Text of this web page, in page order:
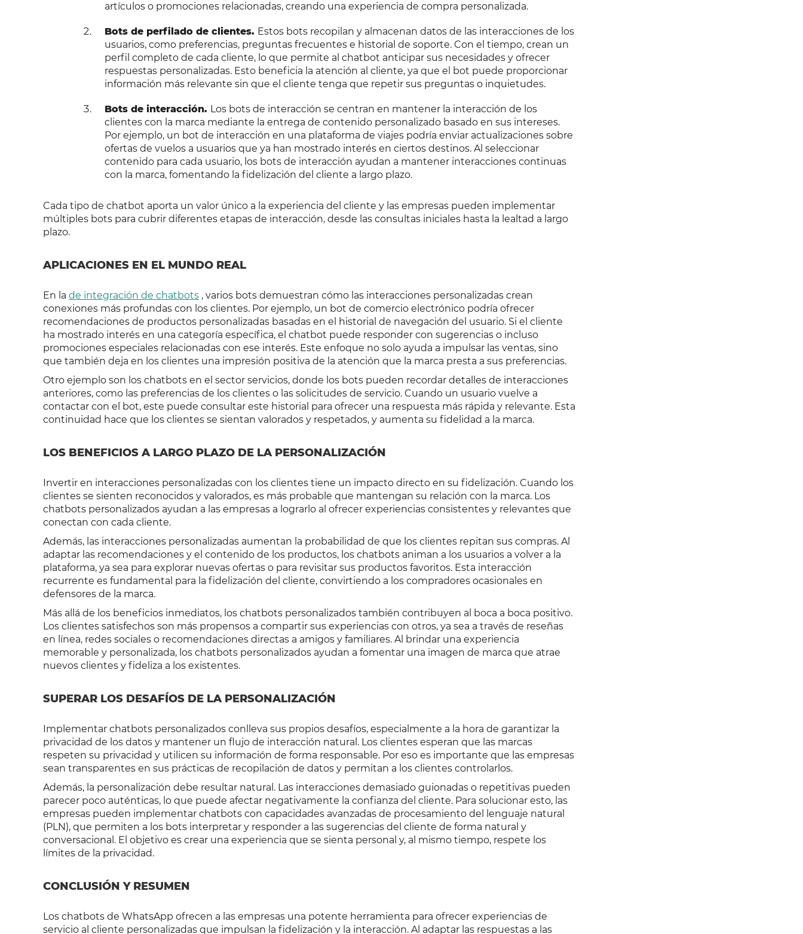
artículos o promociones relacionadas, creando una experiencia de compra personalizada.
Bots de perfilado de clientes. Estos bots recopilan y almacenan datos de las interacciones de los
usuarios, como preferencias, preguntas frecuentes e historial de soporte. Con el tiempo, crean un
perfil completo de cada cliente, lo que permite al chatbot anticipar sus necesidades y ofrecer
respuestas personalizadas. Esto beneficia la atención al cliente, ya que el bot puede proporcionar
información más relevante sin que el cliente tenga que repetir sus preguntas o inquietudes.
Bots de interacción. Los bots de interacción se centran en mantener la interacción de los
clientes con la marca mediante la entrega de contenido personalizado basado en sus intereses.
Por ejemplo, un bot de interacción en una plataforma de viajes podría enviar actualizaciones sobre
ofertas de vuelos a usuarios que ya han mostrado interés en ciertos destinos. Al seleccionar
contenido para cada usuario, los bots de interacción ayudan a mantener interacciones continuas
con la marca, fomentando la fidelización del cliente a largo plazo.
Cada tipo de chatbot aporta un valor único a la experiencia del cliente y las empresas pueden implementar
múltiples bots para cubrir diferentes etapas de interacción, desde las consultas iniciales hasta la lealtad a largo
plazo.
APLICACIONES EN EL MUNDO REAL
En la de integración de chatbots , varios bots demuestran cómo las interacciones personalizadas crean
conexiones más profundas con los clientes. Por ejemplo, un bot de comercio electrónico podría ofrecer
recomendaciones de productos personalizadas basadas en el historial de navegación del usuario. Si el cliente
ha mostrado interés en una categoría específica, el chatbot puede responder con sugerencias o incluso
promociones especiales relacionadas con ese interés. Este enfoque no solo ayuda a impulsar las ventas, sino
que también deja en los clientes una impresión positiva de la atención que la marca presta a sus preferencias.
Otro ejemplo son los chatbots en el sector servicios, donde los bots pueden recordar detalles de interacciones
anteriores, como las preferencias de los clientes o las solicitudes de servicio. Cuando un usuario vuelve a
contactar con el bot, este puede consultar este historial para ofrecer una respuesta más rápida y relevante. Esta
continuidad hace que los clientes se sientan valorados y respetados, y aumenta su fidelidad a la marca.
LOS BENEFICIOS A LARGO PLAZO DE LA PERSONALIZACIÓN
Invertir en interacciones personalizadas con los clientes tiene un impacto directo en su fidelización. Cuando los
clientes se sienten reconocidos y valorados, es más probable que mantengan su relación con la marca. Los
chatbots personalizados ayudan a las empresas a lograrlo al ofrecer experiencias consistentes y relevantes que
conectan con cada cliente.
Además, las interacciones personalizadas aumentan la probabilidad de que los clientes repitan sus compras. Al
adaptar las recomendaciones y el contenido de los productos, los chatbots animan a los usuarios a volver a la
plataforma, ya sea para explorar nuevas ofertas o para revisitar sus productos favoritos. Esta interacción
recurrente es fundamental para la fidelización del cliente, convirtiendo a los compradores ocasionales en
defensores de la marca.
Más allá de los beneficios inmediatos, los chatbots personalizados también contribuyen al boca a boca positivo.
Los clientes satisfechos son más propensos a compartir sus experiencias con otros, ya sea a través de reseñas
en línea, redes sociales o recomendaciones directas a amigos y familiares. Al brindar una experiencia
memorable y personalizada, los chatbots personalizados ayudan a fomentar una imagen de marca que atrae
nuevos clientes y fideliza a los existentes.
SUPERAR LOS DESAFÍOS DE LA PERSONALIZACIÓN
Implementar chatbots personalizados conlleva sus propios desafíos, especialmente a la hora de garantizar la
privacidad de los datos y mantener un flujo de interacción natural. Los clientes esperan que las marcas
respeten su privacidad y utilicen su información de forma responsable. Por eso es importante que las empresas
sean transparentes en sus prácticas de recopilación de datos y permitan a los clientes controlarlos.
Además, la personalización debe resultar natural. Las interacciones demasiado guionadas o repetitivas pueden
parecer poco auténticas, lo que puede afectar negativamente la confianza del cliente. Para solucionar esto, las
empresas pueden implementar chatbots con capacidades avanzadas de procesamiento del lenguaje natural
(PLN), que permiten a los bots interpretar y responder a las sugerencias del cliente de forma natural y
conversacional. El objetivo es crear una experiencia que se sienta personal y, al mismo tiempo, respete los
límites de la privacidad.
CONCLUSIÓN Y RESUMEN
Los chatbots de WhatsApp ofrecen a las empresas una potente herramienta para ofrecer experiencias de
servicio al cliente personalizadas que impulsan la fidelización y la interacción. Al adaptar las respuestas a las